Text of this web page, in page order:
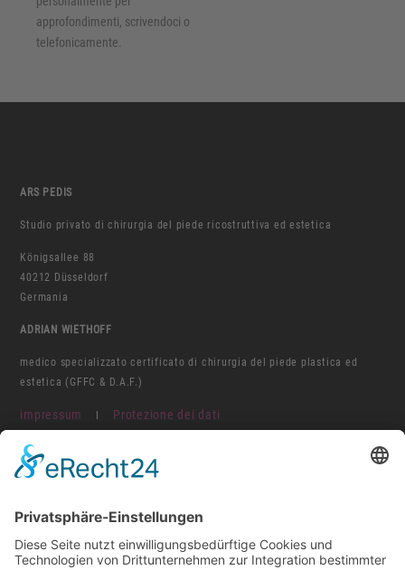
approfondimenti, scrivendoci o
telefonicamente.
ARS PEDIS
Studio privato di chirurgia del piede ricostruttiva ed estetica
Königsallee 88
40212 Düsseldorf
Germania
ADRIAN WIETHOFF
medico specializzato certificato di chirurgia del piede plastica ed
estetica (GFFC & D.A.F.)
impressum Protezione dei dati
ORARI DE APERTURA
Lun.-Mar.-Gio.: h 09:00-12:30 e h. 13:30-16:00
o come accordi